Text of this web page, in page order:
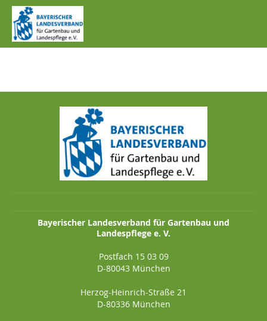
IMG_0240.JPG
Bayerischer Landesverband für Gartenbau und
Landespflege e. V.
Postfach 15 03 09
D-80043 München
Herzog-Heinrich-Straße 21
D-80336 München